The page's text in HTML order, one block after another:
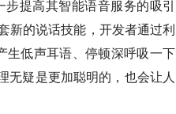
提高其智能语音服务的吸引
新的说话技能，开发者通过利
生低声耳语、停顿深呼吸一下
无疑是更加聪明的，也会让人